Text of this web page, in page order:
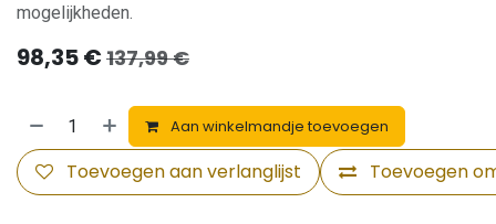
mogelijkheden.
98,35€ 137,99€
Aan winkelmandje toevoegen
Toevoegen
Toevoegen aan verlanglijst